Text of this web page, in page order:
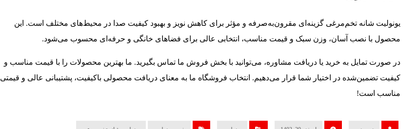
یونولیت شانه تخم‌مرغی گزینه‌ای مقرون‌به‌صرفه و مؤثر برای کاهش نویز و بهبود کیفیت صدا در محیط‌های مختلف است. این
محصول با نصب آسان، وزن سبک و قیمت مناسب، انتخابی عالی برای فضاهای خانگی و حرفه‌ای محسوب می‌شود.
در صورت تمایل به خرید یا دریافت مشاوره، می‌توانید با بخش فروش ما تماس بگیرید. ما بهترین محصولات را با قیمت مناسب و
کیفیت تضمین‌شده در اختیار شما قرار می‌دهیم. انتخاب فروشگاه ما به معنای دریافت محصولی باکیفیت، پشتیبانی عالی و قیمتی
مناسب است!